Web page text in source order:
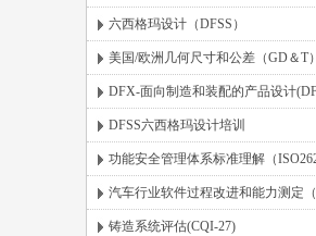
六西格玛设计（DFSS）
美国/欧洲几何尺寸和公差（GD＆T）
DFX-面向制造和装配的产品设计
DFSS六西格玛设计培训
功能安全管理体系标准理解（
汽车行业软件过程改进和能力测定（
铸造系统评估(CQI-27)